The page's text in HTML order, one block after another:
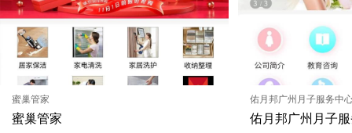
蜜巢管家
蜜巢管家
佑月邦广州月子服务中
佑月邦广州月子